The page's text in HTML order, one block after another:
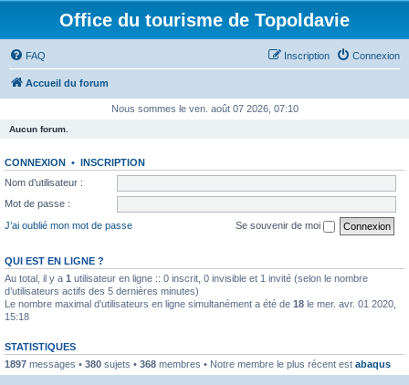
Office du tourisme de Topoldavie
FAQ Connexion
Inscription
Accueil du forum
Nous sommes le ven. août 07 2026, 07:10
Aucun forum.
CONNEXION • INSCRIPTION
Nom d’utilisateur :
Mot de passe :
J’ai oublié mon mot de passe
Se souvenir de moi
QUI EST EN LIGNE ?
Au total, il y a 1 utilisateur en ligne :: 0 inscrit, 0 invisible et 1 invité (selon le nombre
d’utilisateurs actifs des 5 dernières minutes)
Le nombre maximal d’utilisateurs en ligne simultanément a été de 18 le mer. avr. 01 2020,
15:18
STATISTIQUES
1897 messages • 380 sujets • 368 membres • Notre membre le plus récent est abaqus